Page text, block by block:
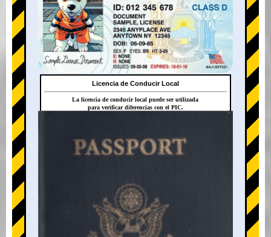
+
Licencia de Conducir Local
La licencia de conducir local puede ser utilizada
para verificar diferencias con el PIC.